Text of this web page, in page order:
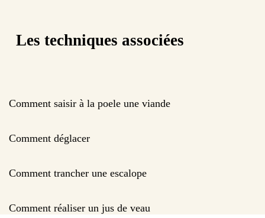
Les techniques associées
Comment saisir à la poele une viande
Comment déglacer
Comment trancher une escalope
Comment réaliser un jus de veau